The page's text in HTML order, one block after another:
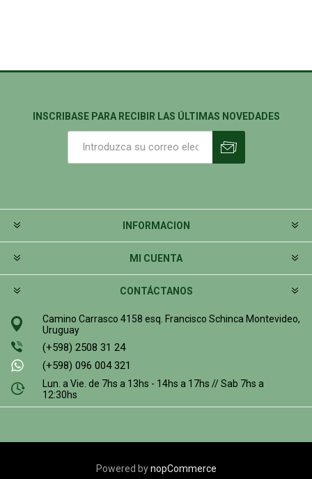
INSCRIBASE PARA RECIBIR LAS ÚLTIMAS NOVEDADES
INFORMACION
MI CUENTA
CONTÁCTANOS
Camino Carrasco 4158 esq. Francisco Schinca Montevideo,
Uruguay
(+598) 2508 31 24
(+598) 096 004 321
Lun. a Vie. de 7hs a 13hs - 14hs a 17hs // Sab 7hs a
12:30hs
Powered bynopCommerce